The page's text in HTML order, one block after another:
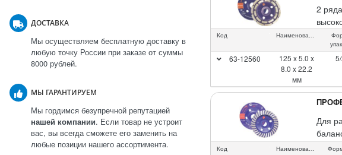
ДОСТАВКА
Мы осуществляем бесплатную доставку в
любую точку России при заказе от суммы
8000 рублей.
МЫ ГАРАНТИРУЕМ
Мы гордимся безупречной репутацией
нашей компании. Если товар не устроит
вас, вы всегда сможете его заменить на
любые позиции нашего ассортимента.
2
Код Наименование
63-12560
125 x 5.0 x
8.0 x 22.2
мм
Для
Код Наименование